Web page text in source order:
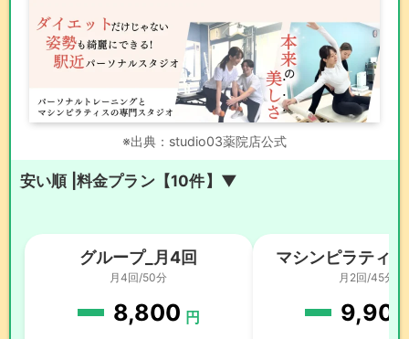
※出典：studio03薬院店公式
安い順 |料金プラン【10件】▼
グループ_月4回
月4回/50分
8,800 円
マシンピラティ
月2回/45分
9,900